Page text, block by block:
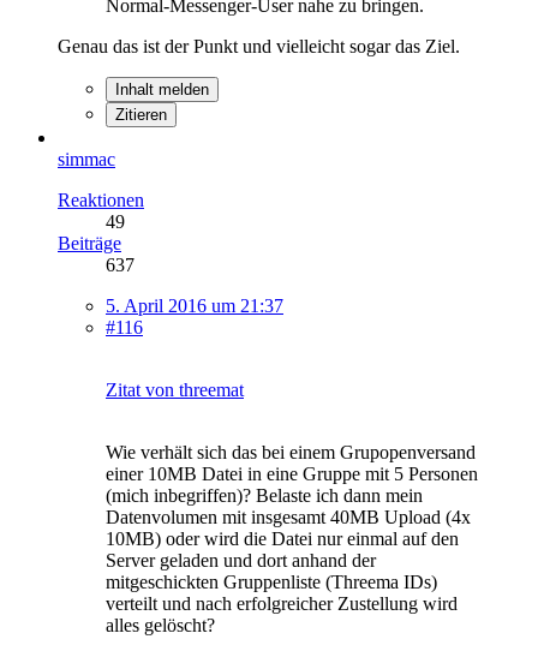
Normal-Messenger-User nahe zu bringen.
Genau das ist der Punkt und vielleicht sogar das Ziel.
Inhalt melden
Zitieren
simmac
Reaktionen
49
Beiträge
637
5. April 2016 um 21:37
#116
Zitat von threemat
Wie verhält sich das bei einem Grupopenversand
einer 10MB Datei in eine Gruppe mit 5 Personen
(mich inbegriffen)? Belaste ich dann mein
Datenvolumen mit insgesamt 40MB Upload (4x
10MB) oder wird die Datei nur einmal auf den
Server geladen und dort anhand der
mitgeschickten Gruppenliste (Threema IDs)
verteilt und nach erfolgreicher Zustellung wird
alles gelöscht?